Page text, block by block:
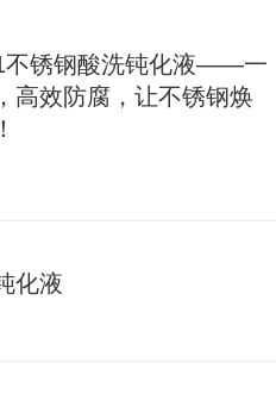
不锈钢酸洗钝化液——一
高效防腐，让不锈钢焕
化液